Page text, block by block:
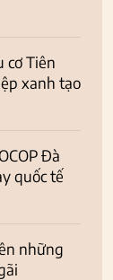
cơ Tiên
xanh tạo
Đà
quốc tế
những